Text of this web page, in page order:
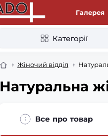
Галерея
Категорії
Жіночий відділ
Натуральна
Все про товар